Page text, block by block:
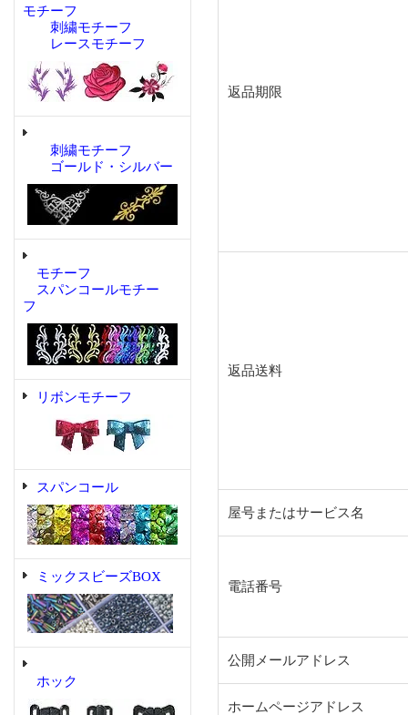
モチーフ
刺繍モチーフ
レースモチーフ
刺繍モチーフ
ゴールド・シルバー
モチーフ
スパンコールモチー
フ
リボンモチーフ
スパンコール
ミックスビーズBOX
ホック
返品期限
返品送料
屋号またはサービス名
電話番号
公開メールアドレス
ホームページアドレス